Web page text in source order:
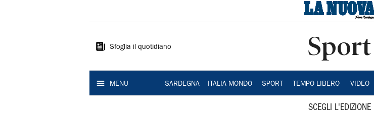
Sardegna
Sfoglia il quotidiano Sport
MENU SARDEGNA ITALIA MONDO SPORT TEMPO LIBERO VIDEO
SCEGLI L'EDIZIONE